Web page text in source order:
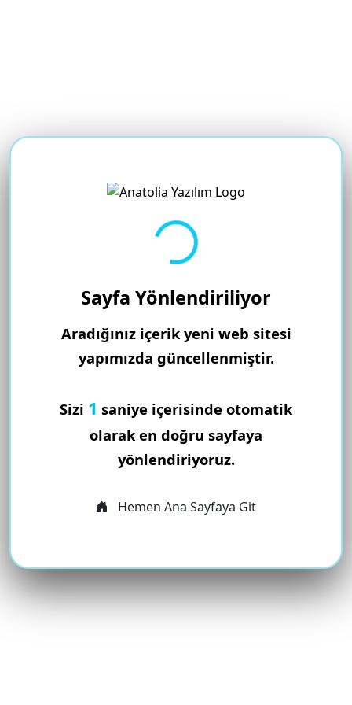
Yükleniyor...
Sayfa Yönlendiriliyor
Aradığınız içerik yeni web sitesi
yapımızda güncellenmiştir.
Sizi 1 saniye içerisinde otomatik
olarak en doğru sayfaya
yönlendiriyoruz.
Hemen Ana Sayfaya Git